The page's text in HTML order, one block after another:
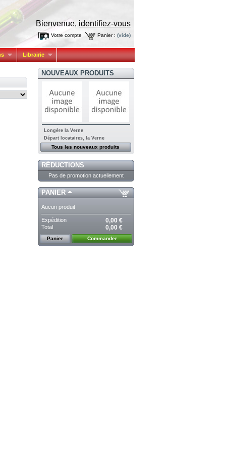
Bienvenue, identifiez-vous
Panier : (vide)
Votre compte
Librairie
NOUVEAUX PRODUITS
Longère la Verne
Départ locataires, la Verne
Tous les nouveaux produits
RÉDUCTIONS
Pas de promotion actuellement
PANIER
Aucun produit
Expédition 0,00 €
Total 0,00 €
Panier Commander